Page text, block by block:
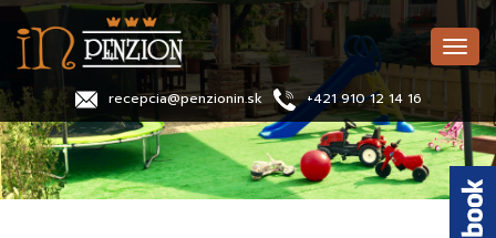
Skočiť
na
hlavný
obsah
recepcia@penzionin.sk +421 910 12 14 16